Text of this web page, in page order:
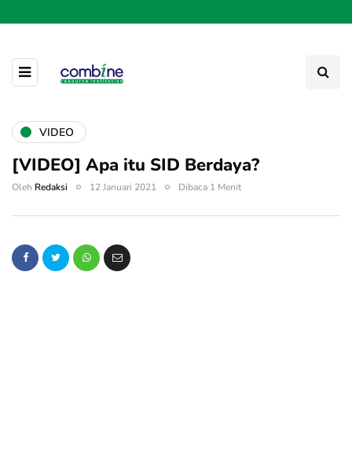
VIDEO
[VIDEO] Apa itu SID Berdaya?
Oleh Redaksi 12 Januari 2021 Dibaca 1 Menit